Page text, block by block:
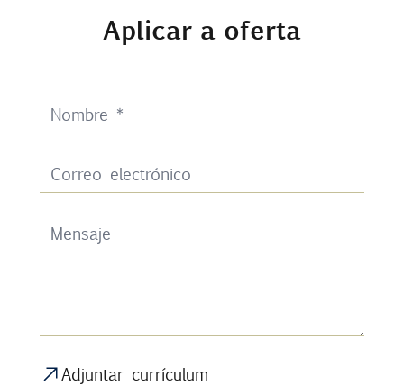
Aplicar a oferta
Adjuntar currículum